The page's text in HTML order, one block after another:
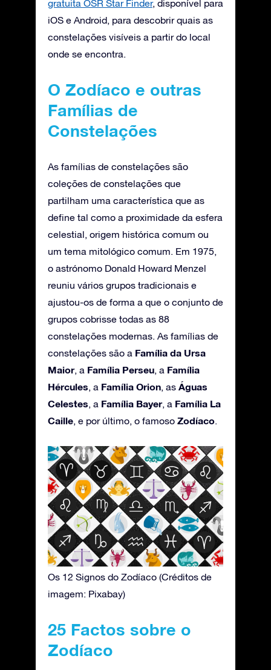
gratuita OSR Star Finder, disponível para
iOS e Android, para descobrir quais as
constelações visíveis a partir do local
onde se encontra.
O Zodíaco e outras
Famílias de
Constelações
As famílias de constelações são
coleções de constelações que
partilham uma característica que as
define tal como a proximidade da esfera
celestial, origem histórica comum ou
um tema mitológico comum. Em 1975,
o astrónomo Donald Howard Menzel
reuniu vários grupos tradicionais e
ajustou-os de forma a que o conjunto de
grupos cobrisse todas as 88
constelações modernas. As famílias de
constelações são a Família da Ursa
Maior, a Família Perseu , a Família
Hércules , a Família Orion , as Águas
Celestes , a Família Bayer, a Família La
Caille , e por último, o famoso Zodíaco
Os 12 Signos do Zodíaco (Créditos de
imagem: Pixabay)
25 Factos sobre o
Zodíaco